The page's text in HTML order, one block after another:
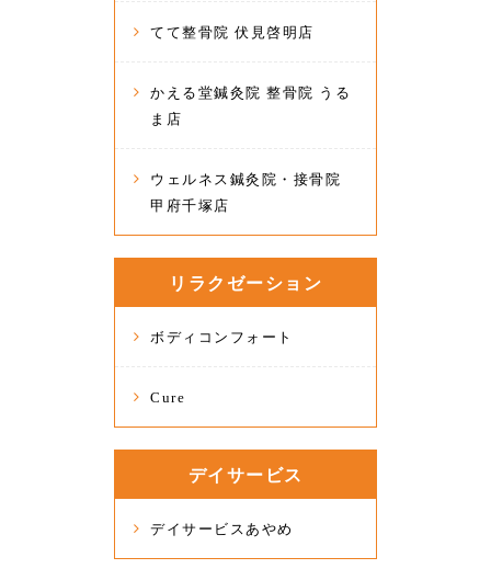
てて整骨院 伏見啓明店
かえる堂鍼灸院 整骨院 うる
ま店
ウェルネス鍼灸院・接骨院
甲府千塚店
リラクゼーション
ボディコンフォート
Cure
デイサービス
デイサービスあやめ